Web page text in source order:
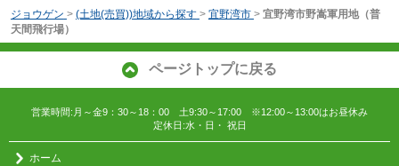
ジョウゲン > (土地(売買))地域から探す > 宜野湾市 > 宜野湾市野嵩軍用地（普
天間飛行場）
ページトップに戻る
営業時間:月～金9：30～18：00 土9:30～17:00 ※12:00～13:00はお昼休み
定休日:水・日・ 祝日
ホーム